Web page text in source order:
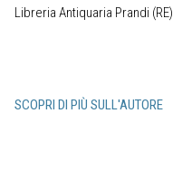
Libreria Antiquaria Prandi (RE)
SCOPRI DI PIÙ SULL'AUTORE